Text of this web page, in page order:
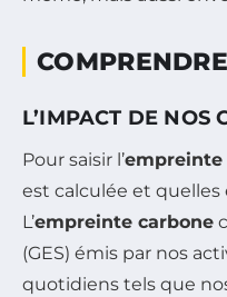
L’IMPACT DE NOS
Pour saisir l’empreinte
est calculée et
L’empreinte carbone
(GES) émis par nos
quotidiens tels que